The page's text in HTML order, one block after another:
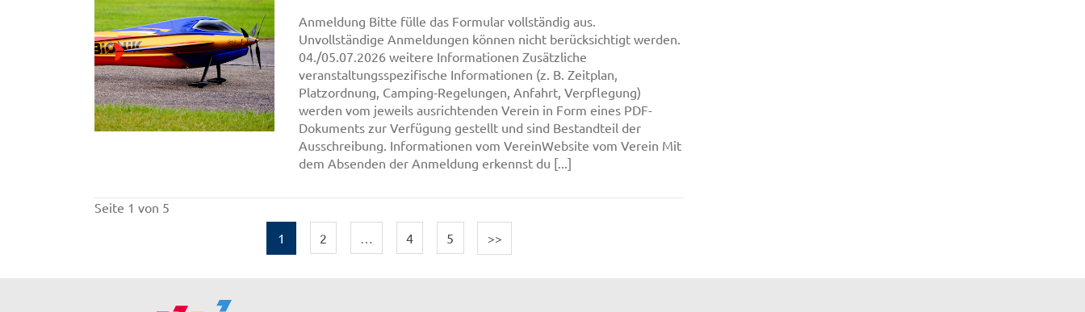
Anmeldung Bitte fülle das Formular vollständig aus.
Unvollständige Anmeldungen können nicht berücksichtigt werden.
04./05.07.2026 weitere Informationen Zusätzliche
veranstaltungsspezifische Informationen (z. B. Zeitplan,
Platzordnung, Camping-Regelungen, Anfahrt, Verpflegung)
werden vom jeweils ausrichtenden Verein in Form eines PDF-
Dokuments zur Verfügung gestellt und sind Bestandteil der
Ausschreibung. Informationen vom VereinWebsite vom Verein Mit
dem Absenden der Anmeldung erkennst du [...]
Seite 1 von 5
1
2 … 4 5 >>